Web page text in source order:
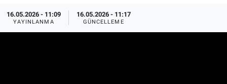
16.05.2026 - 11:09
YAYINLANMA
16.05.2026 - 11:17
GÜNCELLEME